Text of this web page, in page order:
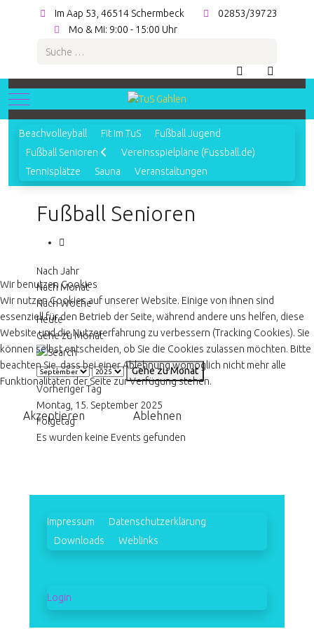
Im Aap 53, 46514 Schermbeck
02853/39723
Mo & Mi: 9:00 - 15:00 Uhr
Suchen
Mobile Menu Toggle
Beachvolleyball Fit im TuS
Fußball Jugend
Fußball Senioren
Vereinsspielpläne (Fussball.de)
Tennisplätze
Sauna Veranstaltungen
Fußball Senioren
Nach Jahr
Nach Monat
Nach Woche
Heute
Gehe zu Monat
Gehe zu Monat
Vorheriger Tag
Montag, 15. September 2025
Folgetag
Es wurden keine Events gefunden
Impressum
Datenschutzerklärung
Downloads
Weblinks
Login
Wir benutzen Cookies
Wir nutzen Cookies auf unserer Website. Einige von ihnen sind
essenziell für den Betrieb der Seite, während andere uns helfen, diese
Website und die Nutzererfahrung zu verbessern (Tracking Cookies). Sie
können selbst entscheiden, ob Sie die Cookies zulassen möchten. Bitte
beachten Sie, dass bei einer Ablehnung womöglich nicht mehr alle
Funktionalitäten der Seite zur Verfügung stehen.
Akzeptieren Ablehnen